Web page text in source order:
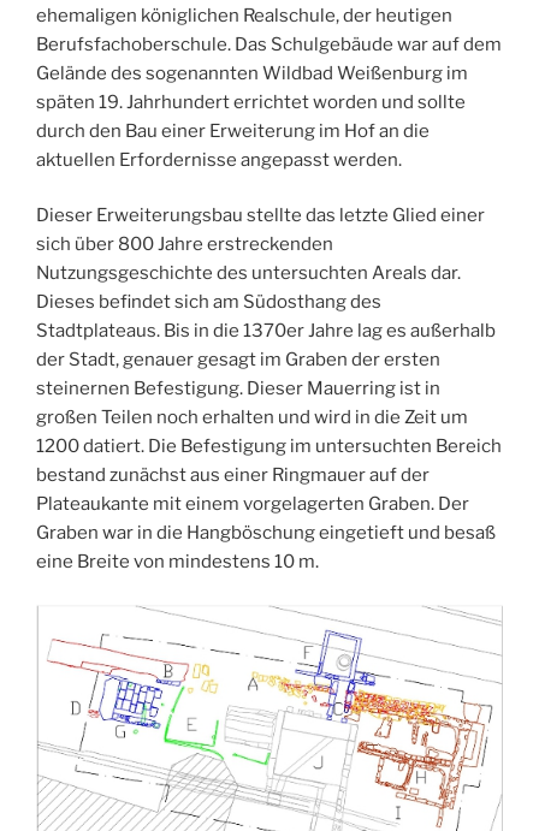
ehemaligen königlichen Realschule, der heutigen
Berufsfachoberschule. Das Schulgebäude war auf dem
Gelände des sogenannten Wildbad Weißenburg im
späten 19. Jahrhundert errichtet worden und sollte
durch den Bau einer Erweiterung im Hof an die
aktuellen Erfordernisse angepasst werden.
Dieser Erweiterungsbau stellte das letzte Glied einer
sich über 800 Jahre erstreckenden
Nutzungsgeschichte des untersuchten Areals dar.
Dieses befindet sich am Südosthang des
Stadtplateaus. Bis in die 1370er Jahre lag es außerhalb
der Stadt, genauer gesagt im Graben der ersten
steinernen Befestigung. Dieser Mauerring ist in
großen Teilen noch erhalten und wird in die Zeit um
1200 datiert. Die Befestigung im untersuchten Bereich
bestand zunächst aus einer Ringmauer auf der
Plateaukante mit einem vorgelagerten Graben. Der
Graben war in die Hangböschung eingetieft und besaß
eine Breite von mindestens 10 m.